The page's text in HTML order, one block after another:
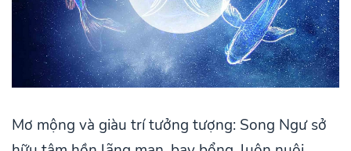
Mơ mộng và giàu trí tưởng tượng: Song Ngư sở